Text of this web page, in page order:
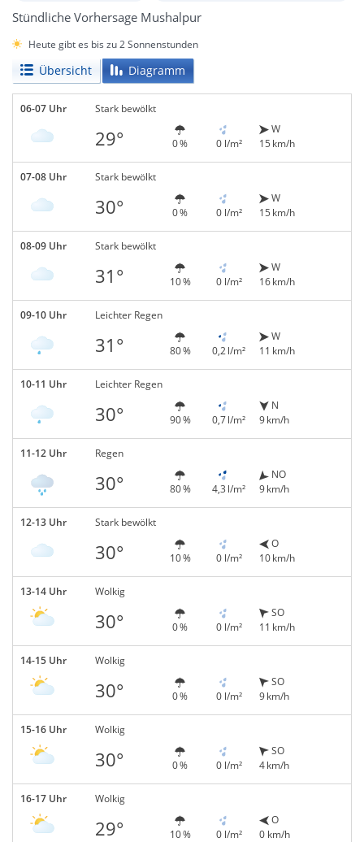
Stündliche Vorhersage Mushalpur
Heute gibt es bis zu 2 Sonnenstunden
Übersicht Diagramm
06-07 Uhr Stark bewölkt
29° 0 % 0 l/m²
W
15 km/h
07-08 Uhr Stark bewölkt
30° 0 % 0 l/m²
W
15 km/h
08-09 Uhr Stark bewölkt
31° 10 % 0 l/m²
W
16 km/h
09-10 Uhr Leichter Regen
31° 80 % 0,2 l/m²
W
11 km/h
10-11 Uhr Leichter Regen
30° 90 % 0,7 l/m²
N
9 km/h
11-12 Uhr Regen
30° 80 % 4,3 l/m²
NO
9 km/h
12-13 Uhr Stark bewölkt
30° 10 % 0 l/m²
O
10 km/h
13-14 Uhr Wolkig
30° 0 % 0 l/m²
SO
11 km/h
14-15 Uhr Wolkig
30° 0 % 0 l/m²
SO
9 km/h
15-16 Uhr Wolkig
30° 0 % 0 l/m²
SO
4 km/h
16-17 Uhr Wolkig
29° 10 % 0 l/m²
O
0 km/h